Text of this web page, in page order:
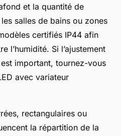
et la quantité de
salles de bains ou zones
certifiés IP44 afin
l’humidité. Si l’ajustement
important, tournez-vous
avec variateur
rectangulaires ou
la répartition de la